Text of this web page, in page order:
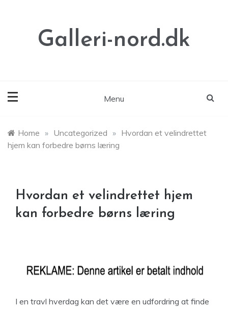
Galleri-nord.dk
Menu
Home » Uncategorized » Hvordan et velindrettet
hjem kan forbedre børns læring
Hvordan et velindrettet hjem
kan forbedre børns læring
I en travl hverdag kan det være en udfordring at finde